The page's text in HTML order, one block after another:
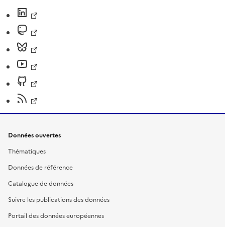
Données ouvertes
Thématiques
Données de référence
Catalogue de données
Suivre les publications des données
Portail des données européennes